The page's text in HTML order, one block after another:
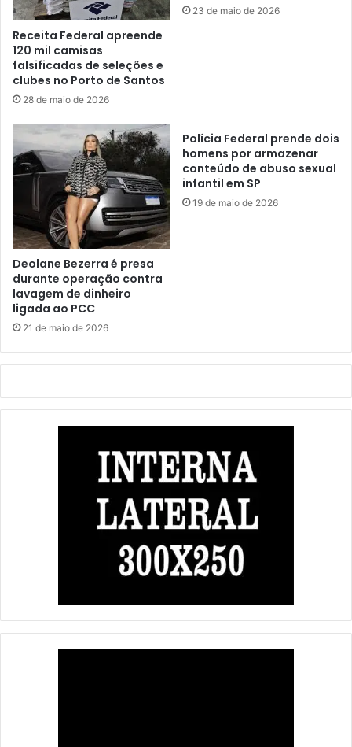
Receita Federal apreende
120 mil camisas
falsificadas de seleções e
clubes no Porto de Santos
28 de maio de 2026
23 de maio de 2026
Deolane Bezerra é presa
durante operação contra
lavagem de dinheiro
ligada ao PCC
21 de maio de 2026
Polícia Federal prende dois
homens por armazenar
conteúdo de abuso sexual
infantil em SP
19 de maio de 2026